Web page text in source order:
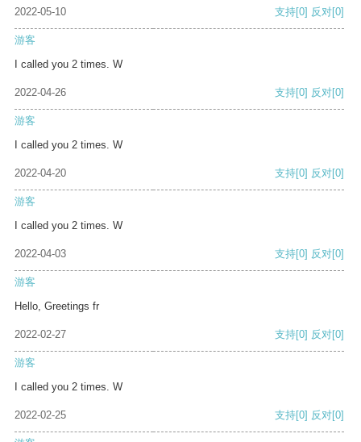
2022-05-10 支持[0] 反对[0]
游客
I called you 2 times. W
2022-04-26 支持[0] 反对[0]
游客
I called you 2 times. W
2022-04-20 支持[0] 反对[0]
游客
I called you 2 times. W
2022-04-03 支持[0] 反对[0]
游客
Hello, Greetings fr
2022-02-27 支持[0] 反对[0]
游客
I called you 2 times. W
2022-02-25 支持[0] 反对[0]